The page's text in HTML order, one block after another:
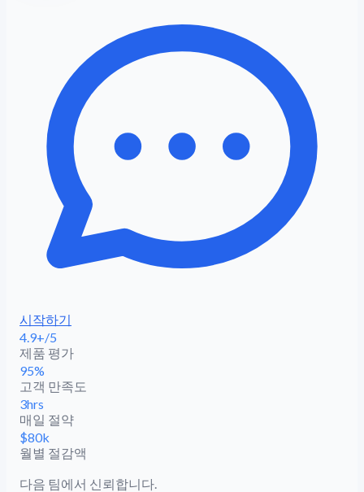
시작하기
4.9+/5
제품 평가
95%
고객 만족도
3hrs
매일 절약
$80k
월별 절감액
다음 팀에서 신뢰합니다.